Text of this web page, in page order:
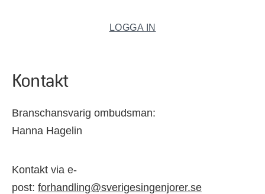
LOGGA IN
Kontakt
Branschansvarig ombudsman:
Hanna Hagelin
Kontakt via e-
post: forhandling@sverigesingenjorer.se